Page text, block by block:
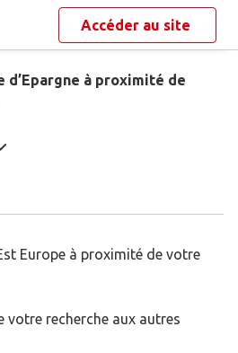
Accéder au site
d’Epargne à proximité de
Europe à proximité de votre
votre recherche aux autres